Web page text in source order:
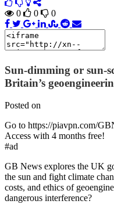
0 0 0
Sun-dimming or sun-
Britain’s
Posted on
Go to https://piavpn.com/
Access with 4 months free!
#ad
GB News explores the UK
the sun and fight climate
costs, and ethics of
dangerous interference?